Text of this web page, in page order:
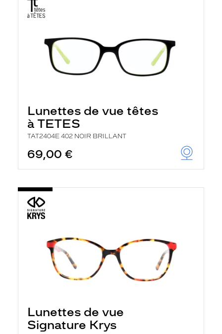
Lunettes de vue têtes
à TETES
TAT2404E 402 NOIR BRILLANT
69,00 €
Lunettes de vue
Signature Krys